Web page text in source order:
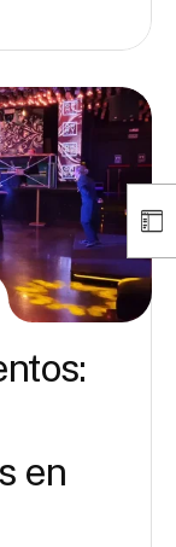
en